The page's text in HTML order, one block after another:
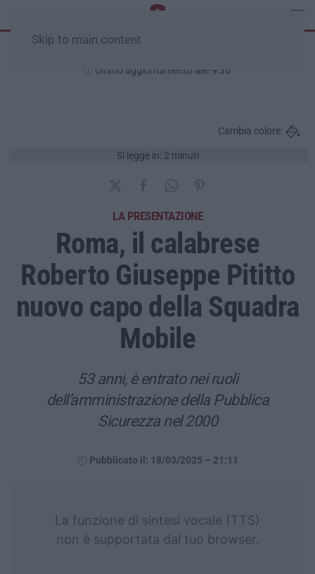
Skip to main content
Ultimo aggiornamento alle 9:36
Si legge in: 2 minuti
Cambia colore:
LA PRESENTAZIONE
Roma, il calabrese
Roberto Giuseppe Pititto
nuovo capo della Squadra
Mobile
53 anni, è entrato nei ruoli
dell’amministrazione della Pubblica
Sicurezza nel 2000
Pubblicato il: 18/03/2025 – 21:11
La funzione di sintesi vocale (TTS)
non è supportata dal tuo browser.